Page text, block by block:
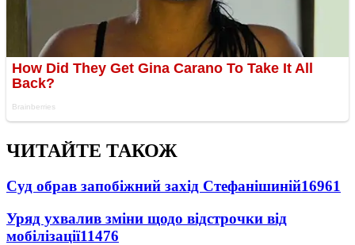
ЧИТАЙТЕ ТАКОЖ
Суд обрав запобіжний захід Стефанішиній16961
Уряд ухвалив зміни щодо відстрочки від
мобілізації11476